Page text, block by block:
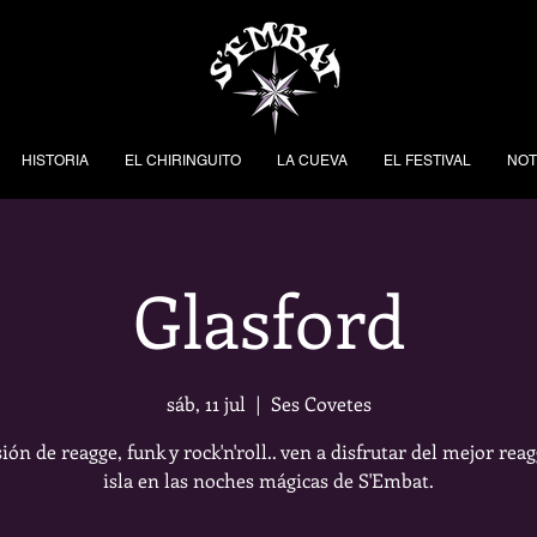
HISTORIA EL CHIRINGUITO LA CUEVA EL FESTIVAL
Glasford
sáb, 11 jul
  |
Ses Covetes
de reagge, funk y rock'n'roll.. ven a disfrutar del mejor
isla en las noches mágicas de S'Embat.